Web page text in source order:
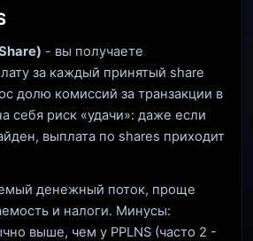
- вы получаете
за каждый принятый share
долю комиссий за транзакции в
себя риск «удачи»: даже если
выплата по shares приходит
денежный поток, проще
и налоги. Минусы:
выше, чем у PPLNS (часто 2 -